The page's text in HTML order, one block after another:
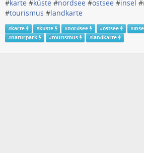
#karte #küste #nordsee #ostsee #insel #
#tourismus #landkarte
#karte #küste #nordsee #ostsee #
#naturpark #tourismus #landkarte